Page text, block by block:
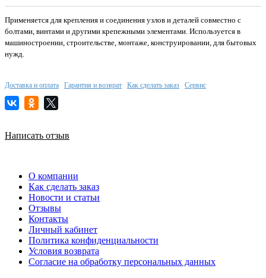
Применяется для крепления и соединения узлов и деталей совместно с
болтами, винтами и другими крепежными элементами. Используется в
машиностроении, строительстве, монтаже, конструировании, для бытовых
нужд.
Доставка и оплата Гарантия и возврат Как сделать заказ Сервис
Написать отзыв
О компании
Как сделать заказ
Новости и статьи
Отзывы
Контакты
Личный кабинет
Политика конфиденциальности
Условия возврата
Согласие на обработку персональных данных